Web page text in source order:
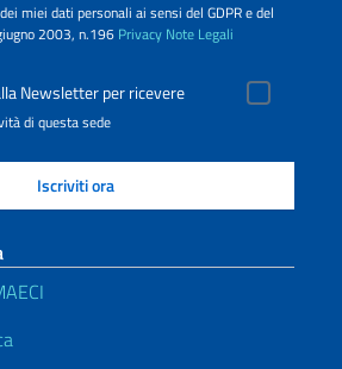
miei dati personali ai sensi del GDPR e del
2003, n.196 Privacy Note Legali
Newsletter per ricevere
di questa sede